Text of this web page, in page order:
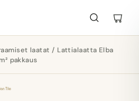
laatat / Lattialaatta Elba
pakkaus